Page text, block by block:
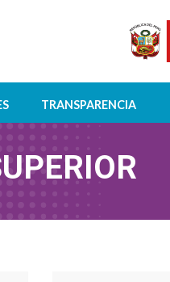
TRANSPARENCIA